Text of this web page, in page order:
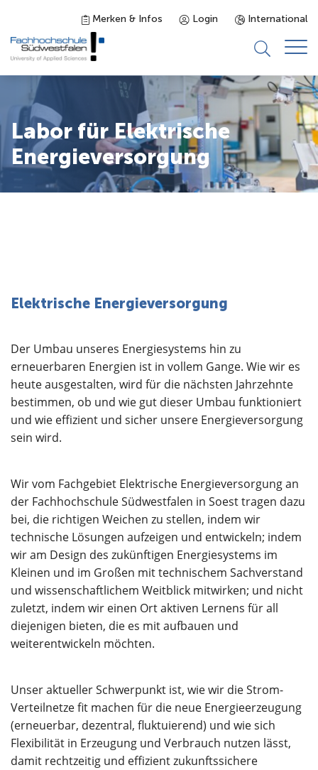
Merken & Infos Login International
Studieninteressierte
Studienangebot
Studierende
Labor für Elektrische
Energieversorgung
Elektrische Energieversorgung
Der Umbau unseres Energiesystems hin zu
erneuerbaren Energien ist in vollem Gange. Wie wir es
heute ausgestalten, wird für die nächsten Jahrzehnte
bestimmen, ob und wie gut dieser Umbau funktioniert
und wie effizient und sicher unsere Energieversorgung
sein wird.
Wir vom Fachgebiet Elektrische Energieversorgung an
der Fachhochschule Südwestfalen in Soest tragen dazu
bei, die richtigen Weichen zu stellen, indem wir
technische Lösungen aufzeigen und entwickeln; indem
wir am Design des zukünftigen Energiesystems im
Kleinen und im Großen mit technischem Sachverstand
und wissenschaftlichem Weitblick mitwirken; und nicht
zuletzt, indem wir einen Ort aktiven Lernens für all
diejenigen bieten, die es mit aufbauen und
weiterentwickeln möchten.
Unser aktueller Schwerpunkt ist, wie wir die Strom-
Verteilnetze fit machen für die neue Energieerzeugung
(erneuerbar, dezentral, fluktuierend) und wie sich
Flexibilität in Erzeugung und Verbrauch nutzen lässt,
damit rechtzeitig und effizient zukunftssichere